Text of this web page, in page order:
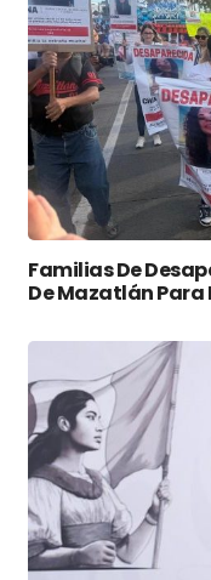
Familias De
De Mazatlán